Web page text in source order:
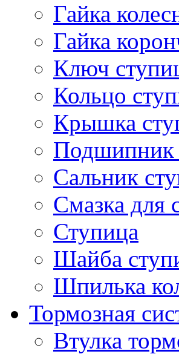
Гайка
Гайка
Ключ
Кольцо
Крышка
Подшипник
Сальник
Смазка для
Ступица
Шайба
Шпилька
Тормозная
Втулка